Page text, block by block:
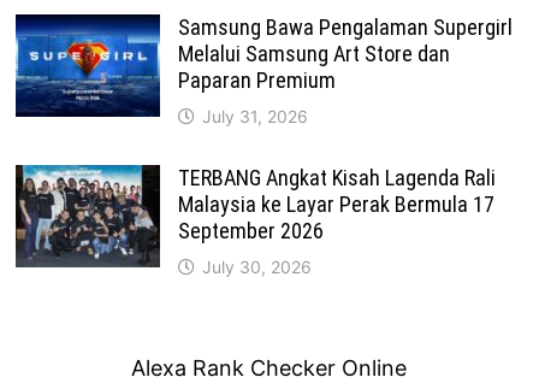
Samsung Bawa Pengalaman Supergirl
Melalui Samsung Art Store dan
Paparan Premium
July 31, 2026
TERBANG Angkat Kisah Lagenda Rali
Malaysia ke Layar Perak Bermula 17
September 2026
July 30, 2026
Alexa Rank Checker Online